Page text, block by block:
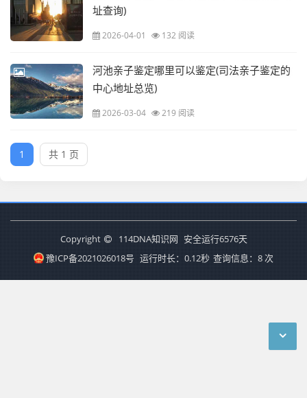
址查询)
2026-04-01 132 阅读
河池亲子鉴定哪里可以鉴定(司法亲子鉴定的
中心地址总览)
2026-03-04 219 阅读
1 共 1 页
Copyright 114DNA知识网 安全运行6576天
豫ICP备2021026018号 运行时长：0.12秒 查询信息：8 次